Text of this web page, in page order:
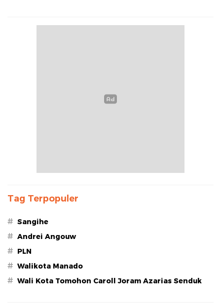
Tag Terpopuler
# Sangihe
# Andrei Angouw
# PLN
# Walikota Manado
# Wali Kota Tomohon Caroll Joram Azarias Senduk